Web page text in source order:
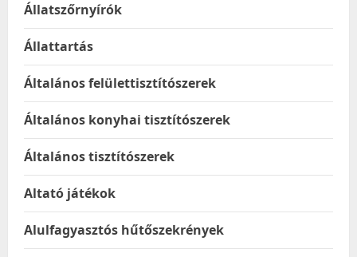
Állatszőrnyírók
Állattartás
Általános felülettisztítószerek
Általános konyhai tisztítószerek
Általános tisztítószerek
Altató játékok
Alulfagyasztós hűtőszekrények